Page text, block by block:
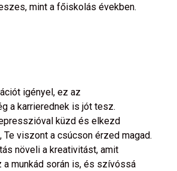
mint a főiskolás években.
igényel, ez az
a karrierednek is jót tesz.
küzd és elkezd
Te viszont a csúcson érzed magad.
növeli a kreativitást, amit
a munkád során is, és szívóssá